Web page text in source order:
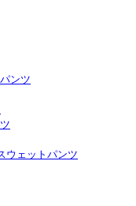
ンツ
ウェットパンツ